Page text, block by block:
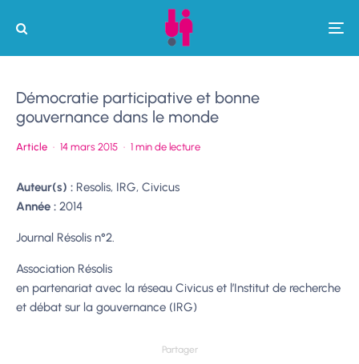
Démocratie participative et bonne
gouvernance dans le monde
Article · 14 mars 2015 · 1 min de lecture
Auteur(s) : Resolis, IRG, Civicus
Année : 2014
Journal Résolis n°2.
Association Résolis
en partenariat avec la réseau Civicus et l’Institut de recherche
et débat sur la gouvernance (IRG)
Partager